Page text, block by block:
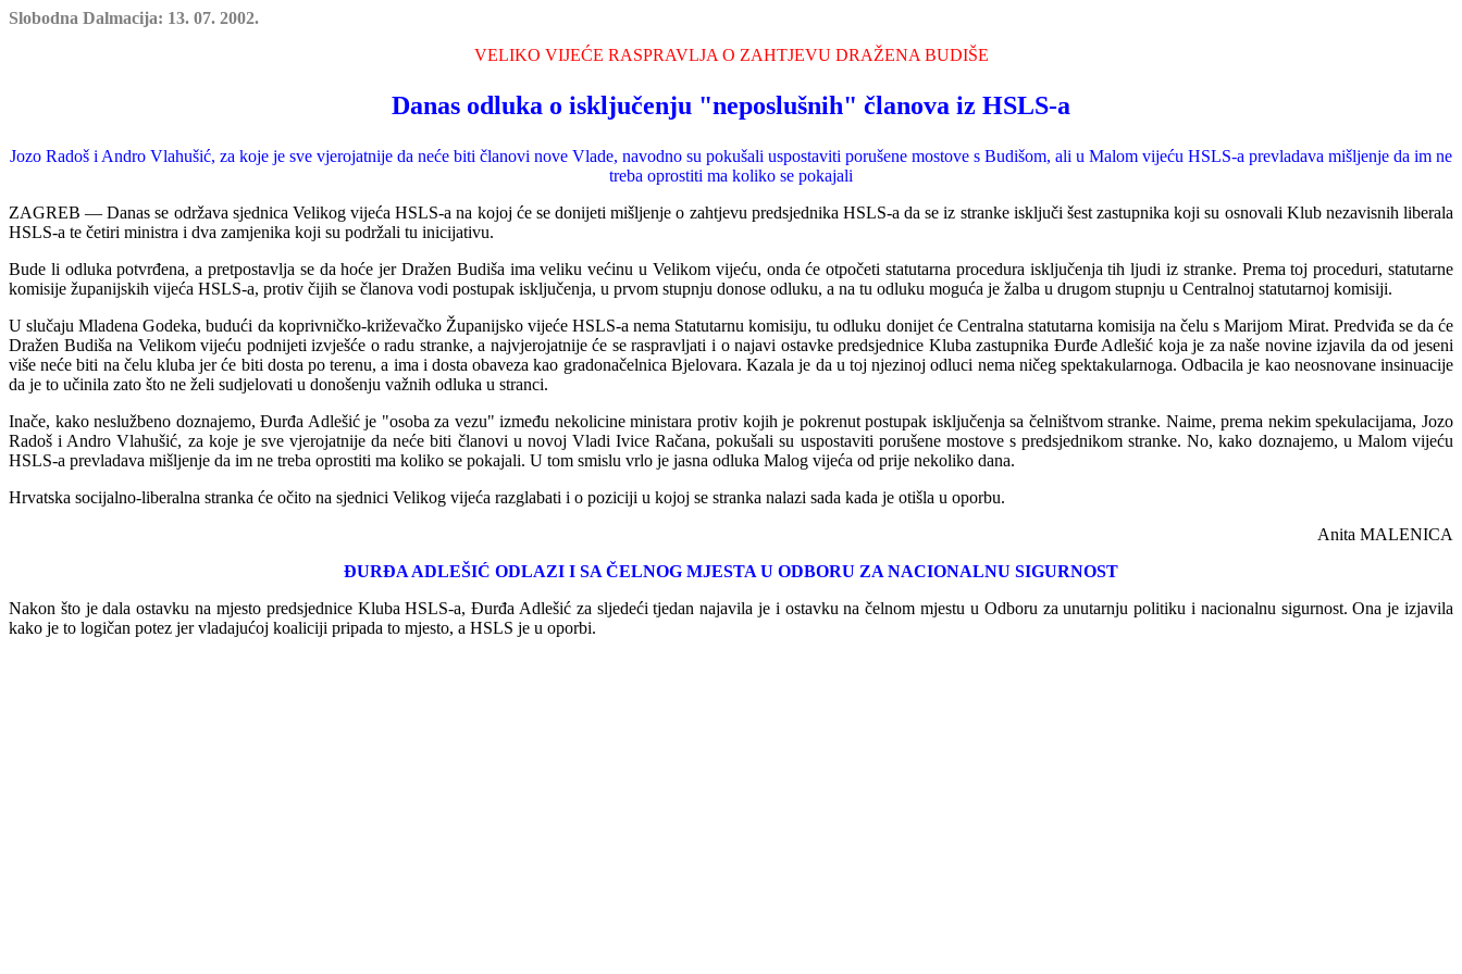
Slobodna Dalmacija: 13. 07. 2002.
VELIKO VIJEĆE RASPRAVLJA O ZAHTJEVU DRAŽENA BUDIŠE
Danas odluka o isključenju "neposlušnih" članova iz HSLS-a
Jozo Radoš i Andro Vlahušić, za koje je sve vjerojatnije da neće biti članovi nove Vlade, navodno su pokušali uspostaviti porušene mostove s Budišom, ali u Malom vijeću HSLS-a prevladava mišljenje da im ne
treba oprostiti ma koliko se pokajali
ZAGREB — Danas se održava sjednica Velikog vijeća HSLS-a na kojoj će se donijeti mišljenje o zahtjevu predsjednika HSLS-a da se iz stranke isključi šest zastupnika koji su osnovali Klub nezavisnih liberala
HSLS-a te četiri ministra i dva zamjenika koji su podržali tu inicijativu.
Bude li odluka potvrđena, a pretpostavlja se da hoće jer Dražen Budiša ima veliku većinu u Velikom vijeću, onda će otpočeti statutarna procedura isključenja tih ljudi iz stranke. Prema toj proceduri, statutarne
komisije županijskih vijeća HSLS-a, protiv čijih se članova vodi postupak isključenja, u prvom stupnju donose odluku, a na tu odluku moguća je žalba u drugom stupnju u Centralnoj statutarnoj komisiji.
U slučaju Mladena Godeka, budući da koprivničko-križevačko Županijsko vijeće HSLS-a nema Statutarnu komisiju, tu odluku donijet će Centralna statutarna komisija na čelu s Marijom Mirat. Predviđa se da će
Dražen Budiša na Velikom vijeću podnijeti izvješće o radu stranke, a najvjerojatnije će se raspravljati i o najavi ostavke predsjednice Kluba zastupnika Đurđe Adlešić koja je za naše novine izjavila da od jeseni
više neće biti na čelu kluba jer će biti dosta po terenu, a ima i dosta obaveza kao gradonačelnica Bjelovara. Kazalaje da u toj njezinoj odluci nema ničeg spektakularnoga. Odbacila je kao neosnovane insinuacije
da je to učinila zato što ne želi sudjelovati u donošenju važnih odluka u stranci.
Inače, kako neslužbeno doznajemo, Đurđa Adlešić je "osoba za vezu" između nekolicine ministara protiv kojih je pokrenut postupak isključenja sa čelništvom stranke. Naime, prema nekim spekulacijama, Jozo
Radoš i Andro Vlahušić, za koje je sve vjerojatnije da neće biti članovi u novoj Vladi Ivice Račana, pokušali su uspostaviti porušene mostove s predsjednikom stranke. No, kako doznajemo, u Malom vijeću
HSLS-a prevladava mišljenje da im ne treba oprostiti ma koliko se pokajali. U tom smislu vrlo je jasna odluka Malog vijeća od prije nekoliko dana.
Hrvatska socijalno-liberalna stranka će očito na sjednici Velikog vijeća razglabati i o poziciji u kojoj se stranka nalazi sada kada je otišla u oporbu.
Anita MALENICA
ĐURĐA ADLEŠIĆ ODLAZI I SA ČELNOG MJESTA U ODBORU ZA NACIONALNU SIGURNOST
Nakon što je dala ostavku na mjesto predsjednice Kluba HSLS-a, Đurđa Adlešić za sljedeći tjedan najavila je i ostavku na čelnom mjestu u Odboru za unutarnju politiku i nacionalnu sigurnost. Ona je izjavila
kako je to logičan potez jer vladajućoj koaliciji pripada to mjesto, a HSLS je u oporbi.